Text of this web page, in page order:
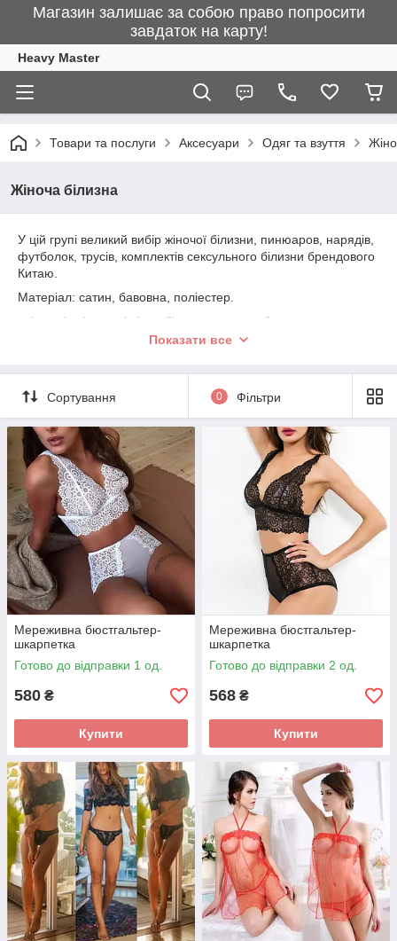
Магазин залишає за собою право попросити
завдаток на карту!
Heavy Master
Товари та послуги Аксесуари Одяг та взуття
Жіноча білизна
У цій групі великий вибір жіночої білизни, пинюаров, нарядів,
футболок, трусів, комплектів сексульного білизни брендового
Китаю.
Матеріал: сатин, бавовна, поліестер.
seks, seksshop, sekshop, білизна, женскоебелье, секс,
сексшопи, пеньюар, труси, сексуальноебелье, жіночабілизна,
кружевнойлифчик, ліфчик, нижнеебелье, панчохи, корсет,
эротическоебелье, эротическоебелье, ночнушка,
сексуальныйнаряд, эротическийнаряд, секс-шоп, бікіні,
стрінги, бікіні
Показати все
Сортування 0 Фільтри
Мереживна бюстгальтер-
шкарпетка
Готово до відправки 1 од.
580 ₴
Купити
Мереживна бюстгальтер-
шкарпетка
Готово до відправки 2 од.
568 ₴
Купити